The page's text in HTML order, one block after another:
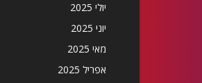
יולי 2025
יוני 2025
מאי 2025
אפריל 2025